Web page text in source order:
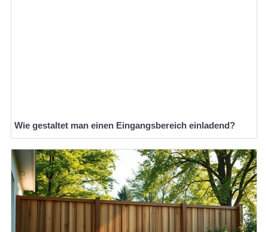
Wie gestaltet man einen Eingangsbereich einladend?